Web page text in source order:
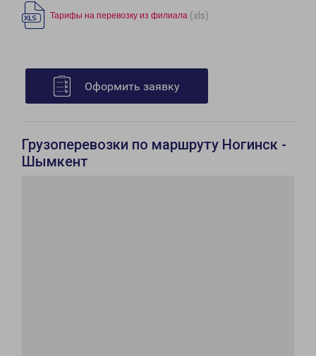
Тарифы на перевозку из филиала (xls)
Оформить заявку
Грузоперевозки по маршруту Ногинск -
Шымкент